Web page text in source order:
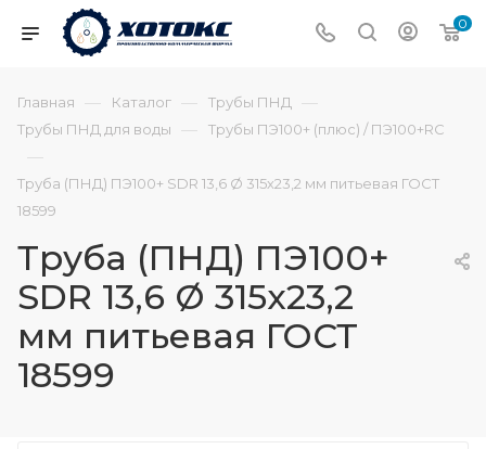
0
Главная — Каталог — Трубы ПНД —
Трубы ПНД для воды — Трубы ПЭ100+ (плюс) / ПЭ100+RC
—
Труба (ПНД) ПЭ100+ SDR 13,6 Ø 315х23,2 мм питьевая ГОСТ
18599
Труба (ПНД) ПЭ100+
SDR 13,6 Ø 315х23,2
мм питьевая ГОСТ
18599